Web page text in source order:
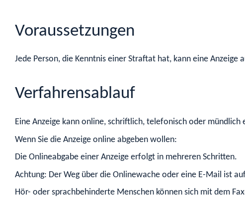
Voraussetzungen
Jede Person, die Kenntnis einer Straftat hat, kann eine Anzeige
Verfahrensablauf
Eine Anzeige kann online, schriftlich, telefonisch oder
Wenn Sie die Anzeige online abgeben wollen:
Die Onlineabgabe einer Anzeige erfolgt in mehreren Schritten.
Achtung: Der Weg über die Onlinewache oder eine E-Mail ist
Hör- oder sprachbehinderte Menschen können sich mit dem